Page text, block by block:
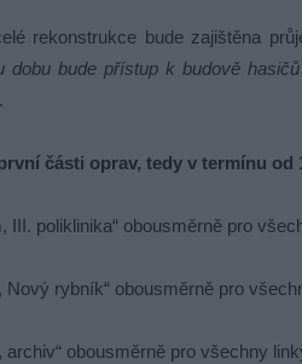
rekonstrukce bude zajištěna
dobu bude přístup k budově
části oprav, tedy v termínu od
III. poliklinika“ obousměrně pro
Nový rybník“ obousměrně pro
archiv“ obousměrně pro všechny